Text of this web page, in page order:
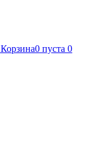
Корзина0 пуста 0